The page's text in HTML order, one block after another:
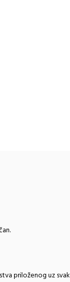
priloženog uz